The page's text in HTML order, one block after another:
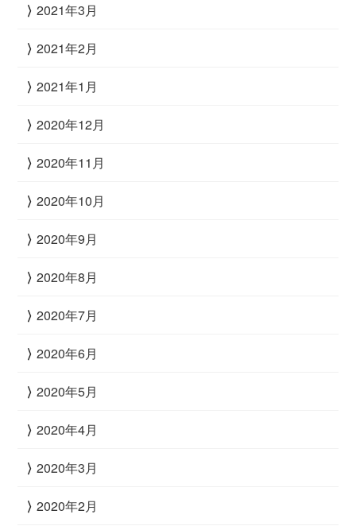
2021年3月
2021年2月
2021年1月
2020年12月
2020年11月
2020年10月
2020年9月
2020年8月
2020年7月
2020年6月
2020年5月
2020年4月
2020年3月
2020年2月